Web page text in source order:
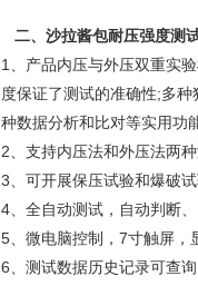
二、 沙拉酱包耐压强度测
1、产品内压与外压双重实
度保证了测试的准确性;多
种数据分析和比对等实用功
2、支持内压法和外压法两种
3、可开展保压试验和爆破
4、全自动测试，自动判断
5、微电脑控制，7寸触屏，
6、测试数据历史记录可查